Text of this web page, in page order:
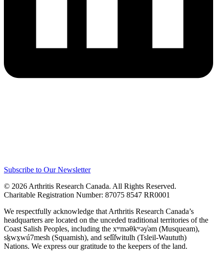
Subscribe to Our Newsletter
© 2026 Arthritis Research Canada. All Rights Reserved.
Charitable Registration Number: 87075 8547 RR0001
We respectfully acknowledge that Arthritis Research Canada’s
headquarters are located on the unceded traditional territories of the
Coast Salish Peoples, including the xʷməθkʷəy̓əm (Musqueam),
sḵwx̱wú7mesh (Squamish), and sel̓íl̓witulh (Tsleil-Waututh)
Nations. We express our gratitude to the keepers of the land.